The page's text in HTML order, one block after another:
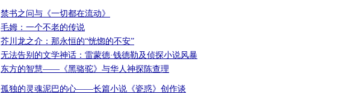
禁书之问与《一切都在流动》
毛姆：一个不老的传说
芥川龙之介：那永恒的“恍惚的不安”
无法告别的文学神话：雷蒙德·钱德勒及侦探小说风暴
东方的智慧——《黑骆驼》与华人神探陈查理
孤独的灵魂泥巴的心——长篇小说《瓷惑》创作谈